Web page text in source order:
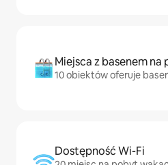
Miejsca z basenem
10 obiektów oferuje
Dostępność Wi-Fi